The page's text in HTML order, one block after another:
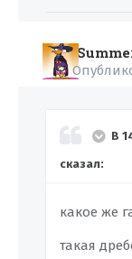
В
сказал:
какое же
такая